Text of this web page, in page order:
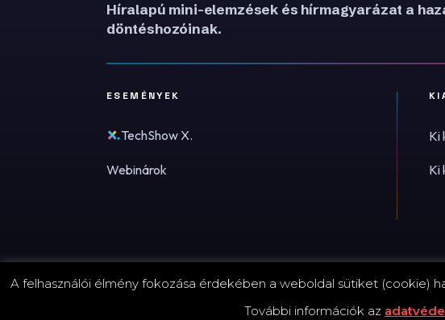
Híralapú mini-elemzések és hírmagyarázat a
döntéshozóinak.
ESEMÉNYEK
TechShow X.
Webinárok
Ki
Ki
© 2026 FinTechZone.hu - A FinTech Group Kft.
A felhasználói élmény fokozása érdekében a weboldal sütiket (cookie)
További információk az